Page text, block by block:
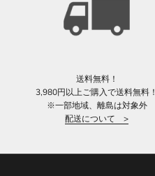
送料無料！
3,980円以上ご購入で送料無料！
※一部地域、離島は対象外
配送について >